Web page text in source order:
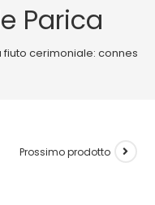
Parica
cerimoniale:
Prossimo prodotto